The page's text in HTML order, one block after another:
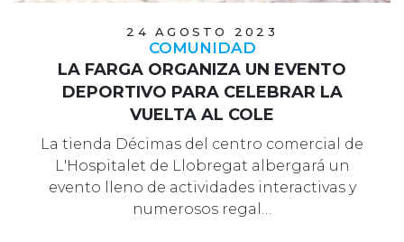
24 AGOSTO 2023
COMUNIDAD
LA FARGA ORGANIZA UN EVENTO
DEPORTIVO PARA CELEBRAR LA
VUELTA AL COLE
La tienda Décimas del centro comercial de
L'Hospitalet de Llobregat albergará un
evento lleno de actividades interactivas y
numerosos regal…